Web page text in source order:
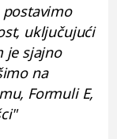
postavimo
uključujući
je sjajno
na
Formuli E,